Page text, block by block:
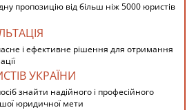
пропозицію від більш ніж 5000 юристів
і ефективне рішення для отримання
УКРАЇНИ
знайти надійного і професійного
юридичної мети